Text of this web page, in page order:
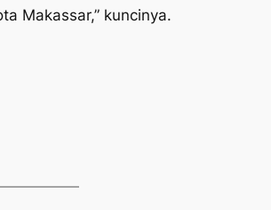
Makassar,” kuncinya.